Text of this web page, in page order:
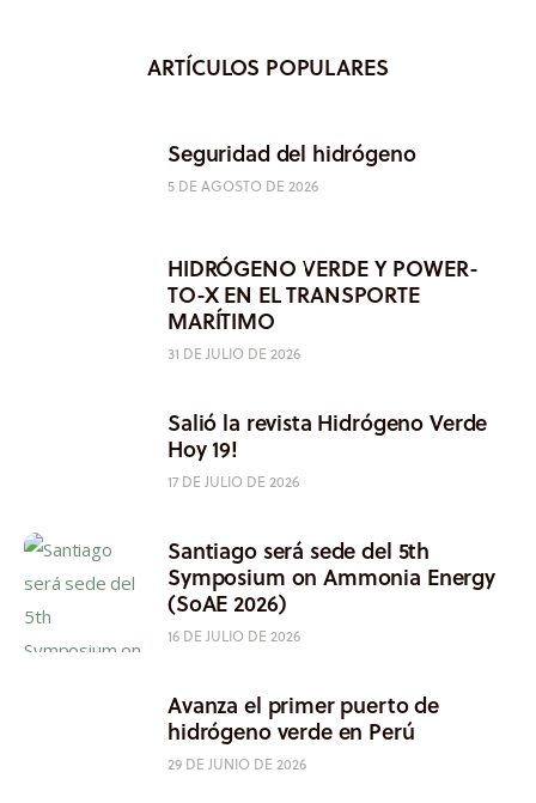
ARTÍCULOS POPULARES
Seguridad del hidrógeno
5 DE AGOSTO DE 2026
HIDRÓGENO VERDE Y POWER-
TO-X EN EL TRANSPORTE
MARÍTIMO
31 DE JULIO DE 2026
Salió la revista Hidrógeno Verde
Hoy 19!
17 DE JULIO DE 2026
Santiago será sede del 5th
Symposium on Ammonia Energy
(SoAE 2026)
16 DE JULIO DE 2026
Avanza el primer puerto de
hidrógeno verde en Perú
29 DE JUNIO DE 2026